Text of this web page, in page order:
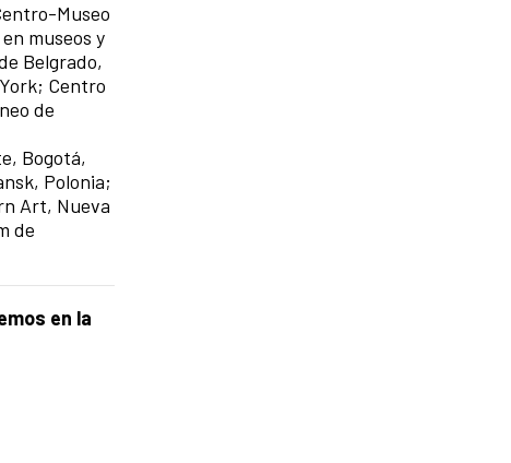
Museo
museos y
Belgrado,
Centro
de
Bogotá,
Polonia;
Art, Nueva
de
en la